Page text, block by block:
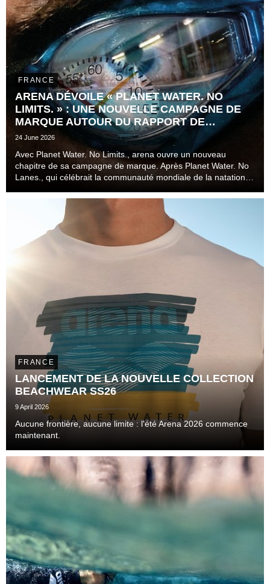
FRANCE
ARENA DÉVOILE « PLANET WATER. NO
LIMITS. » : UNE NOUVELLE CAMPAGNE DE
MARQUE AUTOUR DU RAPPORT DE
L'ATHLÈTE AU TEMPS
24 June 2026
Avec Planet Water. No Limits., arena ouvre un nouveau
chapitre de sa campagne de marque. Après Planet Water. No
Lanes., qui célébrait la communauté mondiale de la natation
pratique, la marque s'attaque désormais à l...
FRANCE
LANCEMENT DE LA NOUVELLE COLLECTION
BEACHWEAR SS26
9 April 2026
Aucune frontière, aucune limite : l'été Arena 2026 commence
maintenant.